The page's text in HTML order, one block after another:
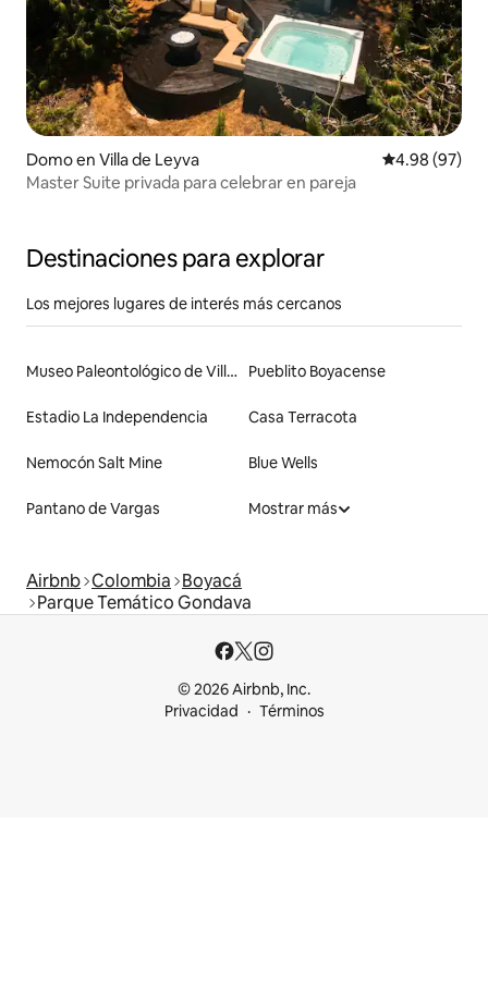
Domo en Villa de Leyva Calificación
4.98 (97)
Master Suite privada para celebrar en pareja
Destinaciones para explorar
Los mejores lugares de interés más cercanos
Museo Paleontológico de Villa de Leyva Pueblito Boyacense
Estadio La Independencia Casa Terracota
Nemocón Salt Mine Blue Wells
Pantano de Vargas Mostrar más
Airbnb Colombia Boyacá
Parque Temático Gondava
© 2026 Airbnb, Inc.
Privacidad
Términos